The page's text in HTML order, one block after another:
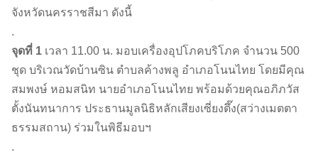
จังหวัดนครราชสีมา ดังนี้
.
จุดที่ 1 เวลา 11.00 น. มอบเครื่องอุปโภคบริโภค จำนวน 500
ชุด บริเวณวัดบ้านซิน ตำบลค้างพลู อำเภอโนนไทย โดยมีคุณ
สมพงษ์ หอมสนิท นายอำเภอโนนไทย พร้อมด้วยคุณอภิภวัส
ตั้งนันทนาการ ประธานมูลนิธิหลักเสียงเซี่ยงตึ๊ง(สว่างเมตตา
ธรรมสถาน) ร่วมในพิธีมอบฯ
.